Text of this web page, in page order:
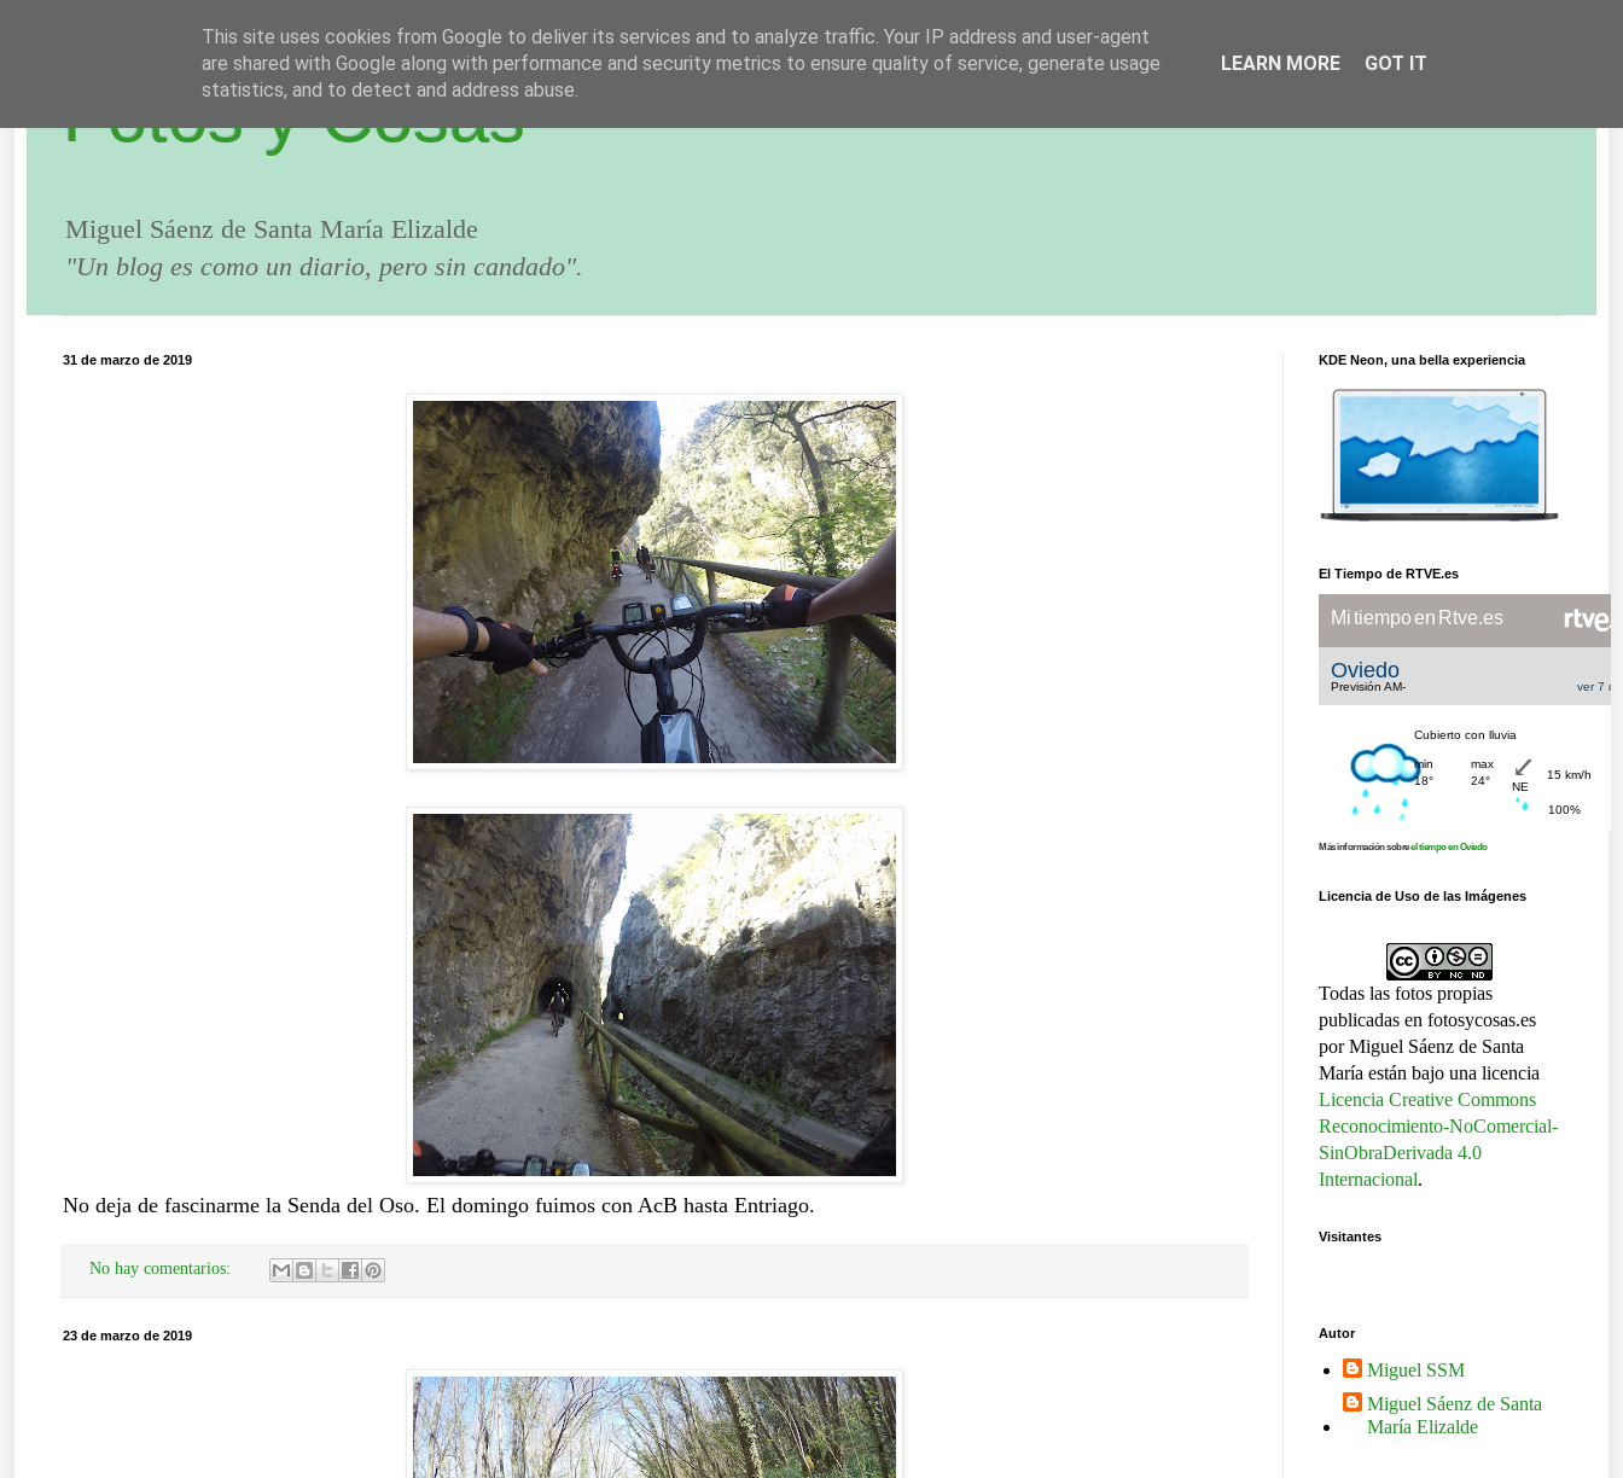
Fotos y Cosas
Miguel Sáenz de Santa María Elizalde
"Un blog es como un diario, pero sin candado".
31 de marzo de 2019
No deja de fascinarme la Senda del Oso. El domingo fuimos con AcB hasta Entriago.
No hay comentarios:
23 de marzo de 2019
KDE Neon, una bella experiencia
El Tiempo de RTVE.es
Más información sobreel tiempo en Oviedo
Licencia de Uso de las Imágenes
Todas las fotos propias
publicadas en fotosycosas.es
por Miguel Sáenz de Santa
María están bajo una licencia
Licencia Creative Commons
Reconocimiento-NoComercial-
SinObraDerivada 4.0
Internacional.
Visitantes
Autor
Miguel SSM
Miguel Sáenz de Santa
María Elizalde
This site uses cookies from Google to deliver its services and to analyze traffic. Your IP address and user-agent
are shared with Google along with performance and security metrics to ensure quality of service, generate usage
statistics, and to detect and address abuse.
LEARN MORE GOT IT